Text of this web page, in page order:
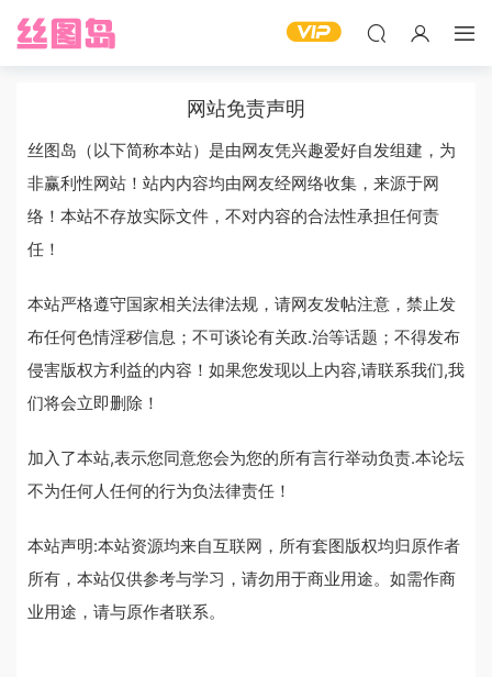
网站免责声明
丝图岛（以下简称本站）是由网友凭兴趣爱好自发组建，为
非赢利性网站！站内内容均由网友经网络收集，来源于网
络！本站不存放实际文件，不对内容的合法性承担任何责
任！
本站严格遵守国家相关法律法规，请网友发帖注意，禁止发
布任何色情淫秽信息；不可谈论有关政.治等话题；不得发布
侵害版权方利益的内容！如果您发现以上内容,请联系我们,我
们将会立即删除！
加入了本站,表示您同意您会为您的所有言行举动负责.本论坛
不为任何人任何的行为负法律责任！
本站声明:本站资源均来自互联网，所有套图版权均归原作者
所有，本站仅供参考与学习，请勿用于商业用途。如需作商
业用途，请与原作者联系。